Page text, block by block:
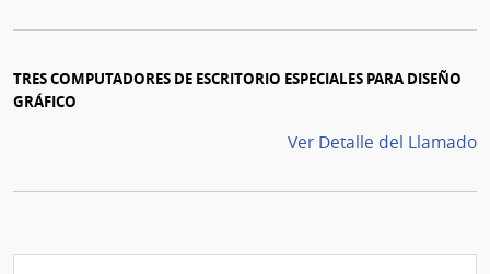
TRES COMPUTADORES DE ESCRITORIO ESPECIALES PARA DISEÑO
GRÁFICO
Ver Detalle del Llamado